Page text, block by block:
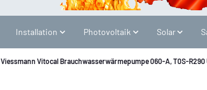
Installation Photovoltaik Solar
Viessmann Vitocal Brauchwasserwärmepumpe 060-A, T0S-